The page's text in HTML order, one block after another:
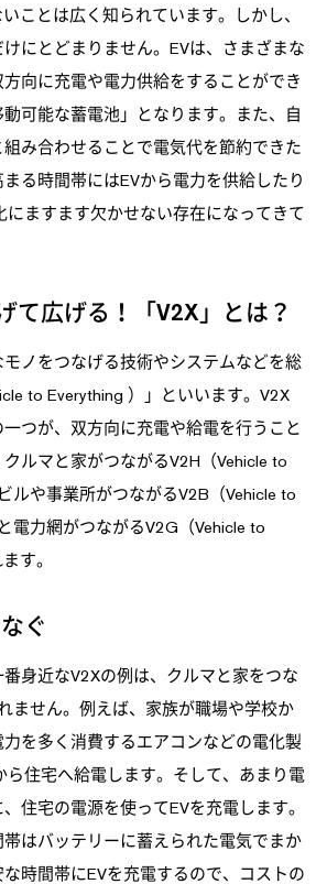
ことは広く知られています。しかし、
にとどまりません。EVは、さまざまな
向に充電や電力供給をすることができ
可能な蓄電池」となります。また、自
み合わせることで電気代を節約できた
る時間帯にはEVから電力を供給したり
にますます欠かせない存在になってきて
て広げる！「V2X」とは？
ノをつなげる技術やシステムなどを総
to Everything ）」といいます。V2X
つが、双方向に充電や給電を行うこと
ルマと家がつながるV2H（Vehicle to
ルや事業所がつながるV2B（Vehicle to
電力網がつながるV2G（Vehicle to
す。
ぐ
身近なV2Xの例は、クルマと家をつな
ません。例えば、家族が職場や学校か
を多く消費するエアコンなどの電化製
ら住宅へ給電します。そして、あまり電
住宅の電源を使ってEVを充電します。
はバッテリーに蓄えられた電気でまか
時間帯にEVを充電するので、コストの